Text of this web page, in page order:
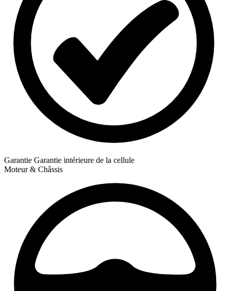
Garantie Garantie intérieure de la cellule
Moteur & Châssis